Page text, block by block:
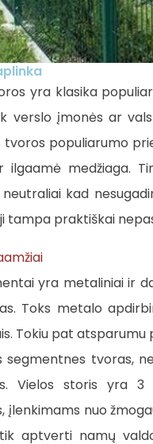
yra klasika
verslo įmonės ar
populiarumo
ilgaamė medžiaga.
kad
tampa praktiškai
yra metaliniai ir
Toks metalo
Tokiu pat atsparumu
segmentnes tvoras,
Vielos storis yra
įlenkimams nuo
aptverti namų